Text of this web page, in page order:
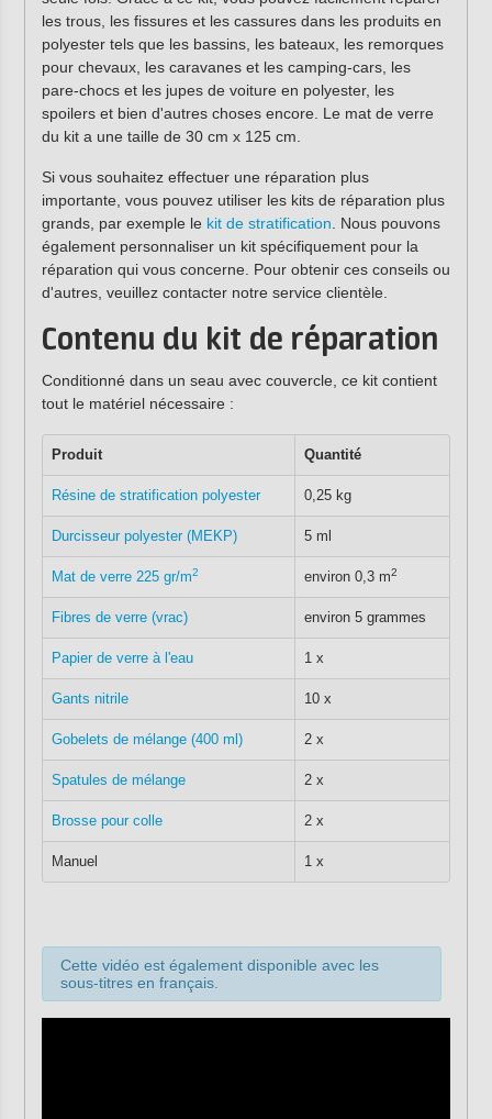
les trous, les fissures et les cassures dans les produits en
polyester tels que les bassins, les bateaux, les remorques
pour chevaux, les caravanes et les camping-cars, les
pare-chocs et les jupes de voiture en polyester, les
spoilers et bien d'autres choses encore. Le mat de verre
du kit a une taille de 30 cm x 125 cm.
Si vous souhaitez effectuer une réparation plus
importante, vous pouvez utiliser les kits de réparation plus
grands, par exemple le kit de stratification. Nous pouvons
également personnaliser un kit spécifiquement pour la
réparation qui vous concerne. Pour obtenir ces conseils ou
d'autres, veuillez contacter notre service clientèle.
Contenu du kit de réparation
Conditionné dans un seau avec couvercle, ce kit contient
tout le matériel nécessaire :
Produit Quantité
Résine de stratification polyester 0,25 kg
Durcisseur polyester (MEKP) 5 ml
Mat de verre 225 gr/m2 environ 0,3 m2
Fibres de verre (vrac) environ 5 grammes
Papier de verre à l'eau 1 x
Gants nitrile 10 x
Gobelets de mélange (400 ml) 2 x
Spatules de mélange 2 x
Brosse pour colle 2 x
Manuel 1 x
Cette vidéo est également disponible avec les
sous-titres en français.